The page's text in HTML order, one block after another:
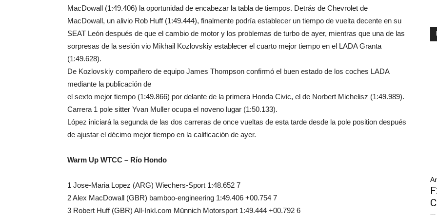
MacDowall (1:49.406) la oportunidad de encabezar la tabla de tiempos. Detrás de Chevrolet de
MacDowall, un alivio Rob Huff (1:49.444), finalmente podría establecer un tiempo de vuelta decente en su
SEAT León después de que el cambio de motor y los problemas de turbo de ayer, mientras que una de las
sorpresas de la sesión vio Mikhail Kozlovskiy establecer el cuarto mejor tiempo en el LADA Granta
(1:49.628).
De Kozlovskiy compañero de equipo James Thompson confirmó el buen estado de los coches LADA
mediante la publicación de
el sexto mejor tiempo (1:49.866) por delante de la primera Honda Civic, el de Norbert Michelisz (1:49.989).
Carrera 1 pole sitter Yvan Muller ocupa el noveno lugar (1:50.133).
López iniciará la segunda de las dos carreras de once vueltas de esta tarde desde la pole position después
de ajustar el décimo mejor tiempo en la calificación de ayer.
Warm Up WTCC – Río Hondo
1 Jose-Maria Lopez (ARG) Wiechers-Sport 1:48.652 7
2 Alex MacDowall (GBR) bamboo-engineering 1:49.406 +00.754 7
3 Robert Huff (GBR) All-Inkl.com Münnich Motorsport 1:49.444 +00.792 6